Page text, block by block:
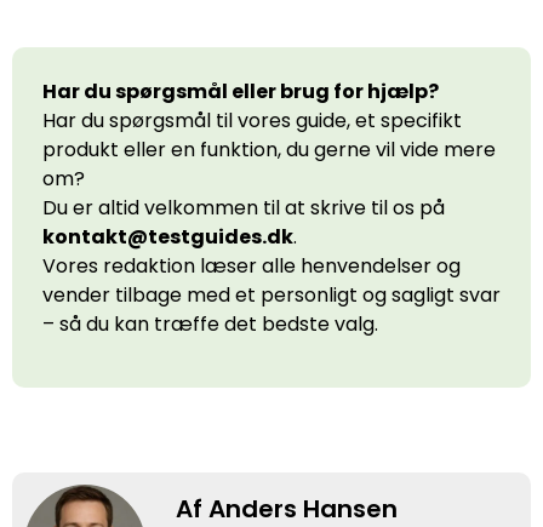
Har du spørgsmål eller brug for hjælp?
Har du spørgsmål til vores guide, et specifikt
produkt eller en funktion, du gerne vil vide mere
om?
Du er altid velkommen til at skrive til os på
kontakt@testguides.dk.
Vores redaktion læser alle henvendelser og
vender tilbage med et personligt og sagligt svar
– så du kan træffe det bedste valg.
Af Anders Hansen